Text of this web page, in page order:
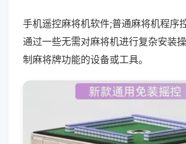
手机遥控麻将机软件;普通麻将机程序
通过一些无需对麻将机进行复杂安装
制麻将牌功能的设备或工具。